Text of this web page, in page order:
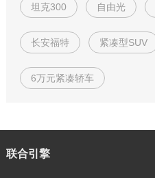
坦克300 自由光
长安福特 紧凑型SUV
6万元紧凑轿车
联合引擎